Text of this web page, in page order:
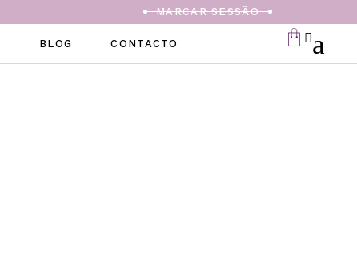
MARCAR SESSÃO
BLOG CONTACTO